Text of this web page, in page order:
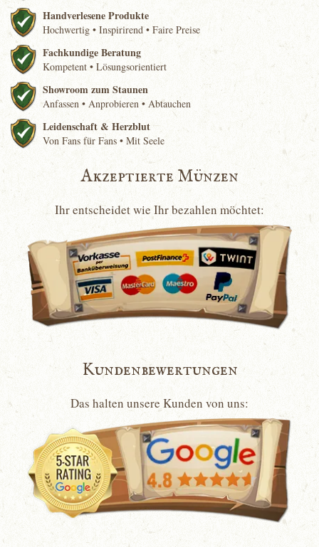
Handverlesene Produkte
Hochwertig • Inspirirend • Faire Preise
Fachkundige Beratung
Kompetent • Lösungsorientiert
Showroom zum Staunen
Anfassen • Anprobieren • Abtauchen
Leidenschaft & Herzblut
Von Fans für Fans • Mit Seele
Akzeptierte Münzen
Ihr entscheidet wie Ihr bezahlen möchtet:
Kundenbewertungen
Das halten unsere Kunden von uns: